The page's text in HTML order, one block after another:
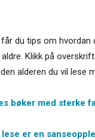
får du tips om hvordan
Klikk på
alderen du vil lese
bøker med sterke
er en